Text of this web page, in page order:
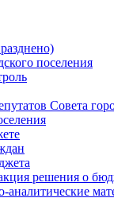
поселения
Совета
решения о